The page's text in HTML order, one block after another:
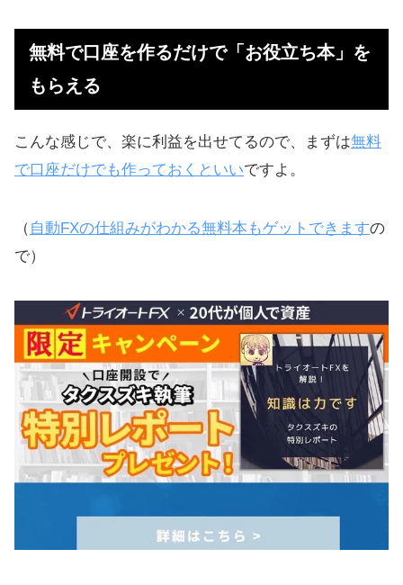
無料で口座を作るだけで「お役立ち本」を
もらえる
こんな感じで、楽に利益を出せてるので、まずは無料
で口座だけでも作っておくといいですよ。
（ 自動FXの仕組みがわかる無料本もゲットできますの
で）